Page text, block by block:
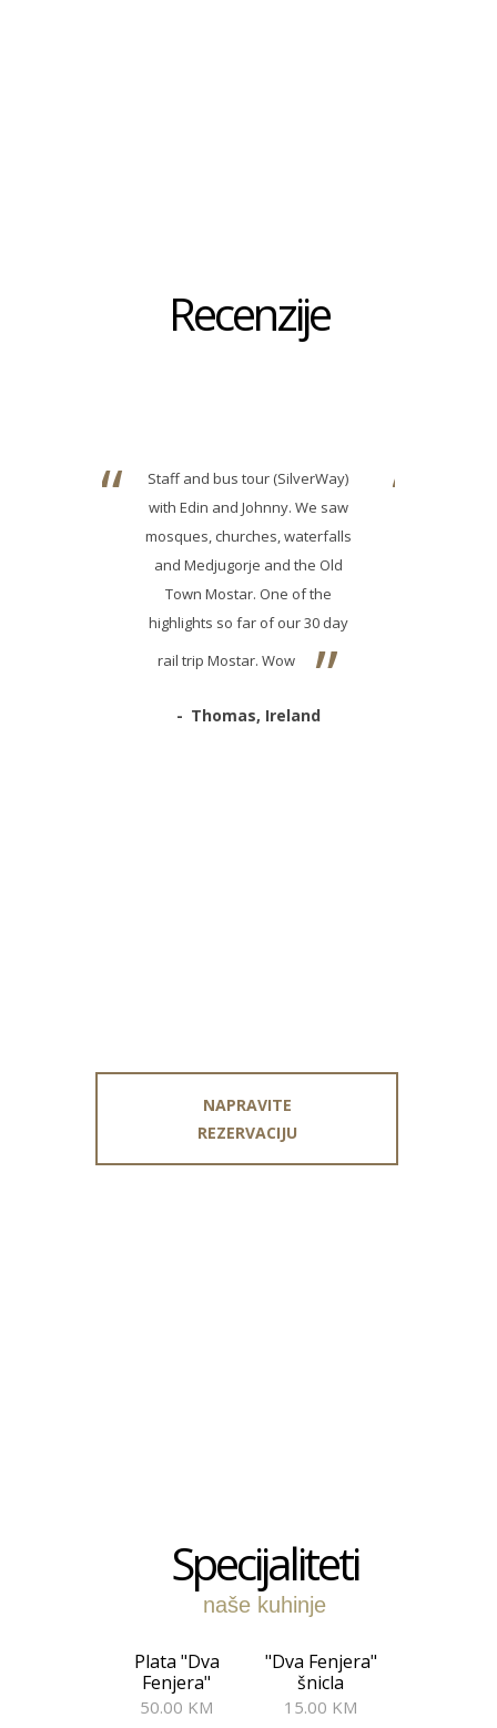
Recenzije
Staff and bus tour (SilverWay)
with Edin and Johnny. We saw
mosques, churches, waterfalls
and Medjugorje and the Old
Town Mostar. One of the
highlights so far of our 30 day
rail trip Mostar. Wow
Thomas, Ireland
NAPRAVITE
REZERVACIJU
Specijaliteti
naše kuhinje
Plata "Dva
Fenjera"
50.00 KM
"Dva Fenjera"
šnicla
15.00 KM